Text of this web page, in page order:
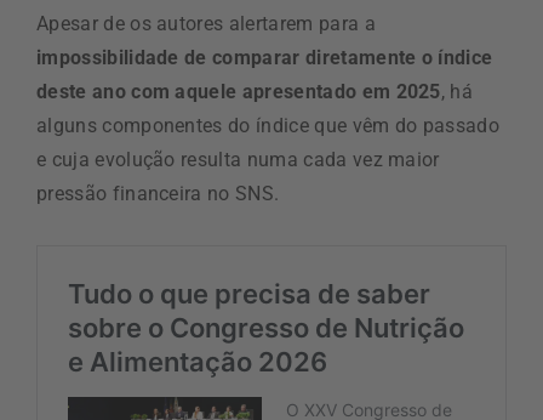
Apesar de os autores alertarem para a
impossibilidade de comparar diretamente o índice
deste ano com aquele apresentado em 2025, há
alguns componentes do índice que vêm do passado
e cuja evolução resulta numa cada vez maior
pressão financeira no SNS.